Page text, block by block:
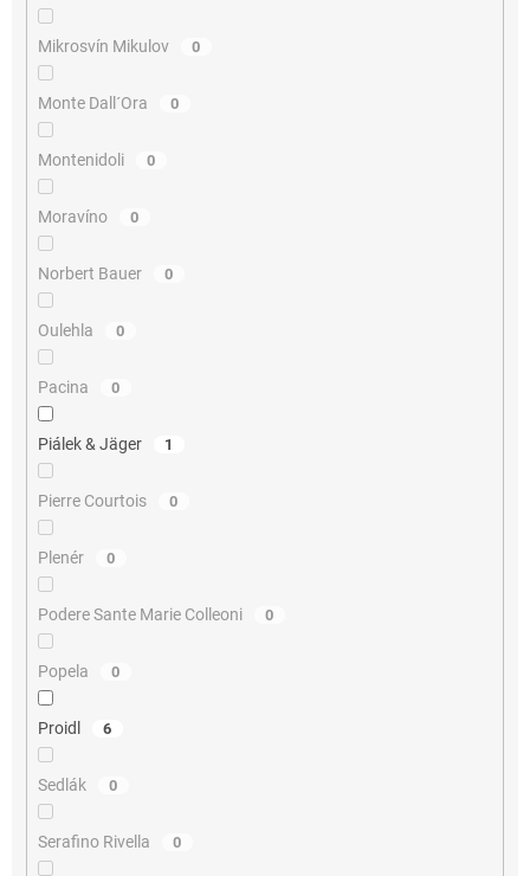
Mikrosvín Mikulov 0
Monte Dall´Ora 0
Montenidoli 0
Moravíno 0
Norbert Bauer 0
Oulehla 0
Pacina 0
Piálek & Jäger 1
Pierre Courtois 0
Plenér 0
Podere Sante Marie Colleoni 0
Popela 0
Proidl 6
Sedlák 0
Serafino Rivella 0